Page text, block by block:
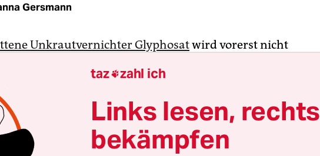
Gersmann
Unkrautvernichter Glyphosatwird vorerst nicht
abstimmen, die das Ende von Glyphosat Ende 2023
weitere Beschränkungen von Herbiziden und
bringen soll. Es ist
eines der zentralen Vorhaben der
. Die Insekten sollen damit besser geschützt werden.
wurde kurzfristig von der Tagesordnung
taz zahl ich
Links lesen, rechts
bekämpfen